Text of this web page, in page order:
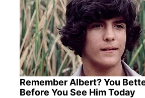
Remember Albert? You
Before You See Him Today